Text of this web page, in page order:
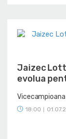
Jaizec
evolua
Vicecampioana
18:00